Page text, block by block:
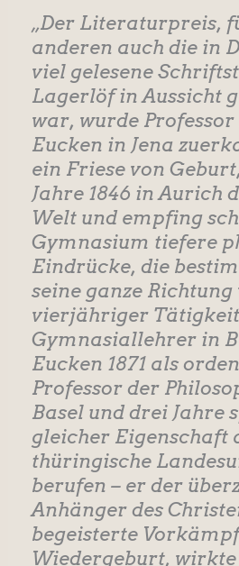
„Der Literaturpreis,
anderen auch die in
viel gelesene
Lagerlöf in Aussicht
war, wurde Professor
Eucken in Jena
ein Friese von
Jahre 1846 in Aurich
Welt und empfing
Gymnasium tiefere
Eindrücke, die
seine ganze
vierjähriger
Gymnasiallehrer in
Eucken 1871 als
Professor der
Basel und drei Jahre
gleicher Eigenschaft
thüringische
berufen – er der
Anhänger des
begeisterte
Wiedergeburt,